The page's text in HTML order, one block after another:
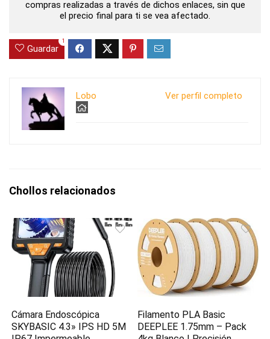
compras realizadas a través de dichos enlaces, sin que
el precio final para ti se vea afectado.
Guardar
1
Ver perfil completo
Lobo
Chollos relacionados
Cámara Endoscópica
SKYBASIC 4.3» IPS HD 5M
Filamento PLA Basic
DEEPLEE 1.75mm – Pack